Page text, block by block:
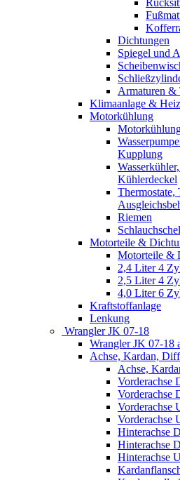
Dichtungen
Spiegel und
Armaturen &
Klimaanlage &
Motorkühlung
Kupplung
Kühlerdeckel
Thermostate,
Riemen
Motorteile &
Motorteile &
2,4 Liter 4
2,5 Liter 4
4,0 Liter 6
Kraftstoffanlage
Lenkung
Wrangler JK 07-18
Wrangler JK 07-18
Achse, Kardan,
Achse,
Vorderachse
Vorderachse
Vorderachse
Vorderachse
Hinterachse
Hinterachse
Hinterachse